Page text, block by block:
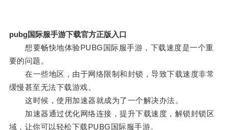
pubg国际服手游下载官方正版入口
想要畅快地体验PUBG国际服手游，下载速度是一个重
要的问题。
在一些地区，由于网络限制和封锁，导致下载速度非常
缓慢甚至无法下载游戏。
这时候，使用加速器就成为了一个解决办法。
加速器通过优化网络连接，提升下载速度，解锁封锁区
域，让你可以轻松下载PUBG国际服手游。